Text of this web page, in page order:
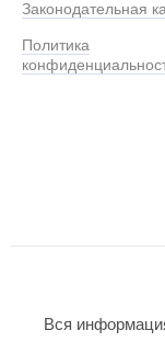
Законодательная
Политика
Вся